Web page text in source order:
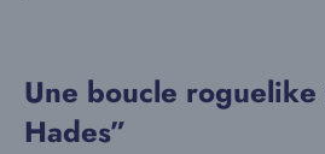
Une boucle roguelike
Hades”